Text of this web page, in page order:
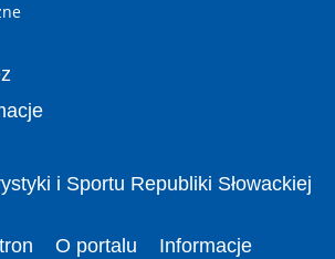
i Sportu Republiki Słowackiej
O portalu
Informacje